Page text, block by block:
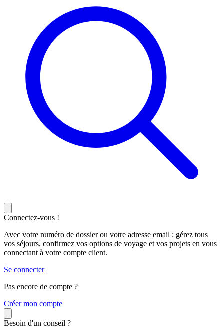
Connectez-vous !
Avec votre numéro de dossier ou votre adresse email : gérez tous
vos séjours, confirmez vos options de voyage et vos projets en vous
connectant à votre compte client.
Se connecter
Pas encore de compte ?
Créer mon compte
Besoin d'un conseil ?